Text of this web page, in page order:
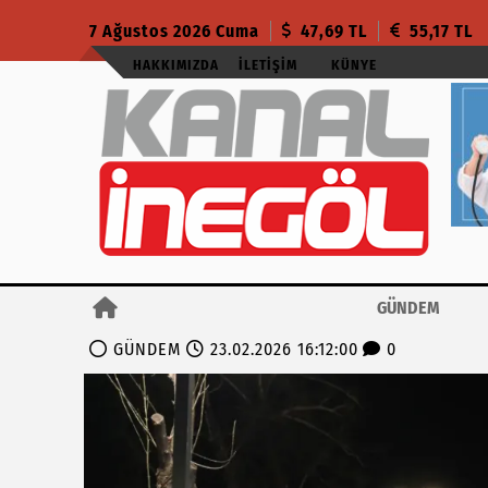
7 Ağustos 2026 Cuma 47,69 TL 55,17 TL
HAKKIMIZDA İLETIŞIM KÜNYE
GÜNDEM
GÜNDEM
23.02.2026 16:12:00 0